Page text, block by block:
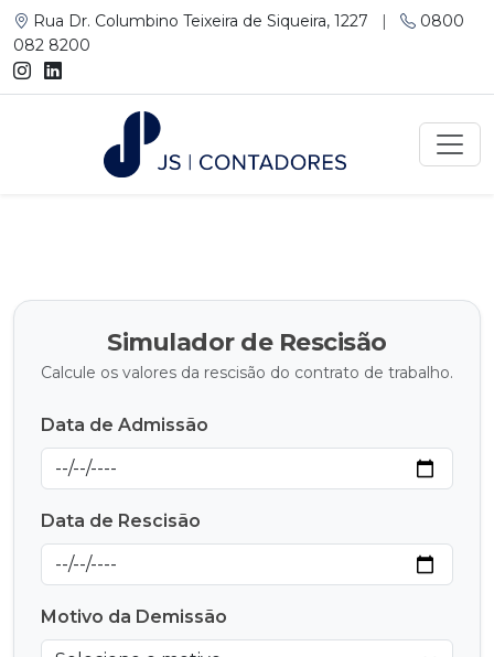
Rua Dr. Columbino Teixeira de Siqueira, 1227 |
0800
082 8200
Simulador de Rescisão
Calcule os valores da rescisão do contrato de trabalho.
Data de Admissão
Data de Rescisão
Motivo da Demissão